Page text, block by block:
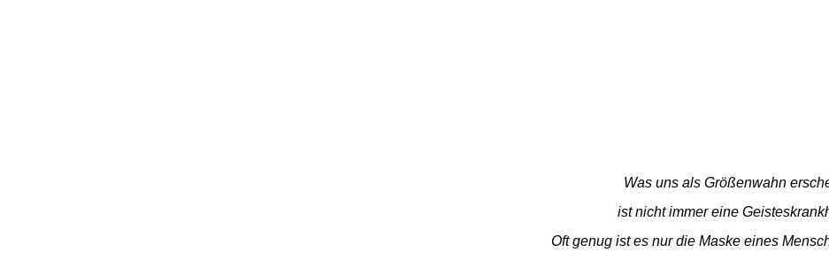
Was uns als Größenwahn
ist nicht immer eine
Oft genug ist es nur die Maske eines